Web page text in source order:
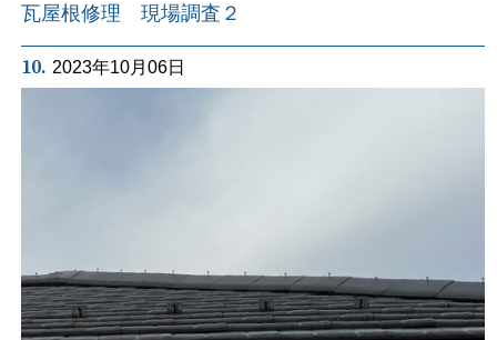
瓦屋根修理 現場調査２
10. 2023年10月06日